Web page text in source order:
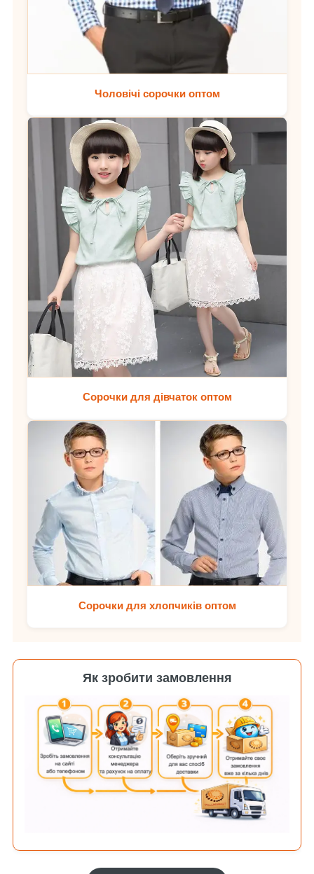
Чоловічі сорочки оптом
Сорочки для дівчаток оптом
Сорочки для хлопчиків оптом
Як зробити замовлення